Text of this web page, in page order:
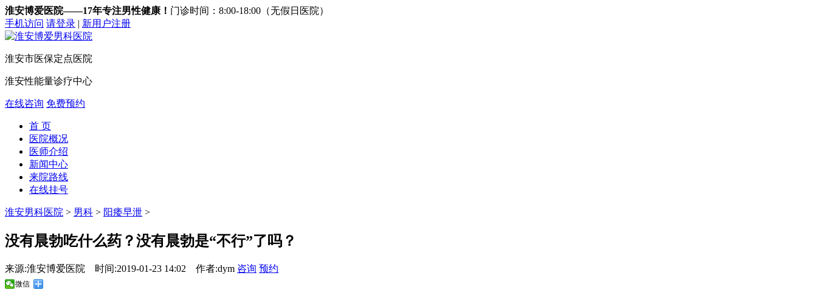
淮安博爱医院——17年专注男性健康！ 门诊时间：8:00-18:00（无假日医院）
手机访问 请登录 | 新用户注册
淮安市医保定点医院
淮安性能量诊疗中心
在线咨询 免费预约
首 页
医院概况
医师介绍
新闻中心
来院路线
在线挂号
淮安男科医院 > 男科 > 阳痿早泄 >
没有晨勃吃什么药？没有晨勃是“不行”了吗？
来源:淮安博爱医院 时间:2019-01-23 14:02 作者:dym 咨询 预约
微信